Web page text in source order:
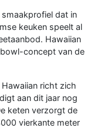
dat in
keuken speelt al
Hawaiian
concept van de
richt zich
aan dit jaar nog
keten verzorgt de
vierkante meter